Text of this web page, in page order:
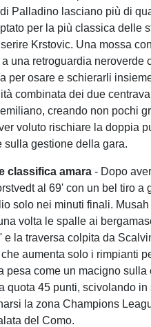
Palladino lasciano più di
per la più classica delle
Krstovic. Una mossa
una retroguardia neroverde
per osare e schierarli
combinata dei due
creando non pochi
voluto rischiare la doppia
sulla gestione della gara.
classifica amara - Dopo
al 69' con un bel tiro a
solo nei minuti finali.
volta le spalle ai
e la traversa colpita da
aumenta solo i rimpianti
pesa come un macigno
quota 45 punti, scivolando
la zona Champions
del Como.